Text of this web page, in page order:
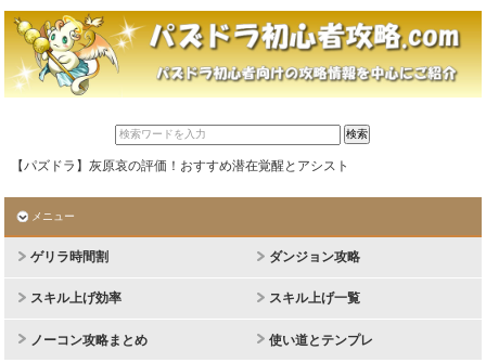
【パズドラ】灰原哀の評価！おすすめ潜在覚醒とアシスト
メニュー
ゲリラ時間割 ダンジョン攻略
スキル上げ効率 スキル上げ一覧
ノーコン攻略まとめ 使い道とテンプレ